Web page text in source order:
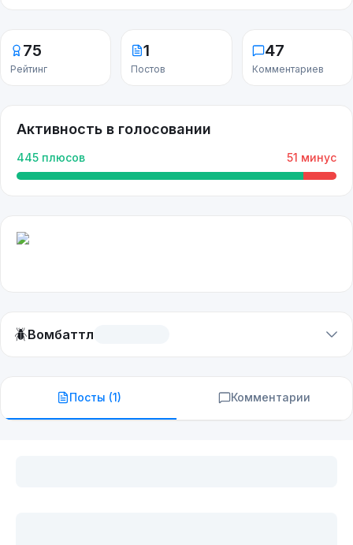
75
Рейтинг
1
Постов
47
Комментариев
Активность в голосовании
445 плюсов 51 минус
🪲Вомбаттл
Посты (1) Комментарии